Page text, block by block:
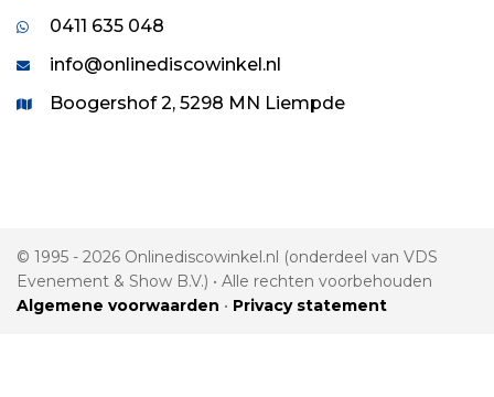
0411 635 048
info@onlinediscowinkel.nl
Boogershof 2, 5298 MN Liempde
© 1995 - 2026 Onlinediscowinkel.nl (onderdeel van VDS
Evenement & Show B.V.) • Alle rechten voorbehouden
Algemene voorwaarden • Privacy statement